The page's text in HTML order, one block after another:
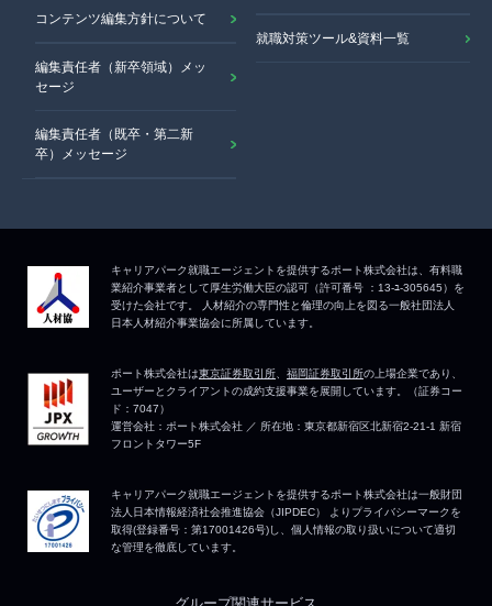
コンテンツ編集方針について
編集責任者（新卒領域）メッ
セージ
編集責任者（既卒・第二新
卒）メッセージ
就職対策ツール&資料一覧